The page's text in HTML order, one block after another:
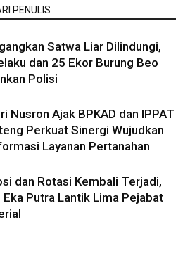
PENULIS
Satwa Liar Dilindungi,
dan 25 Ekor Burung Beo
Polisi
Nusron Ajak BPKAD dan IPPAT
Perkuat Sinergi Wujudkan
Layanan Pertanahan
dan Rotasi Kembali Terjadi,
Eka Putra Lantik Lima Pejabat